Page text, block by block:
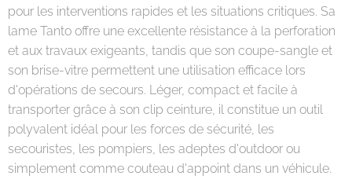
pour les interventions rapides et les situations critiques. Sa
lame Tanto offre une excellente résistance à la perforation
et aux travaux exigeants, tandis que son coupe-sangle et
son brise-vitre permettent une utilisation efficace lors
d'opérations de secours. Léger, compact et facile à
transporter grâce à son clip ceinture, il constitue un outil
polyvalent idéal pour les forces de sécurité, les
secouristes, les pompiers, les adeptes d'outdoor ou
simplement comme couteau d'appoint dans un véhicule.